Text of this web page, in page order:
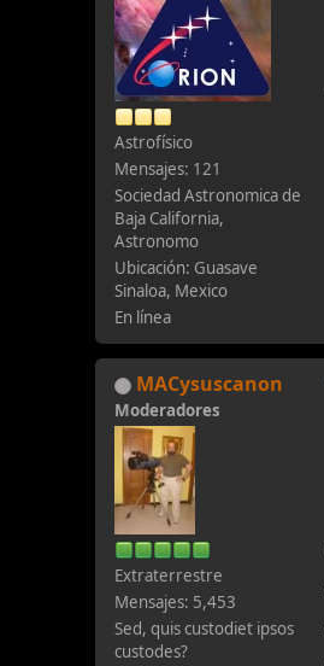
Astrofísico
Mensajes: 121
Sociedad Astronomica de
Baja California,
Astronomo
Ubicación: Guasave
Sinaloa, Mexico
En línea
MACysuscanon
Moderadores
Extraterrestre
Mensajes: 5,453
Sed, quis custodiet ipsos
custodes?